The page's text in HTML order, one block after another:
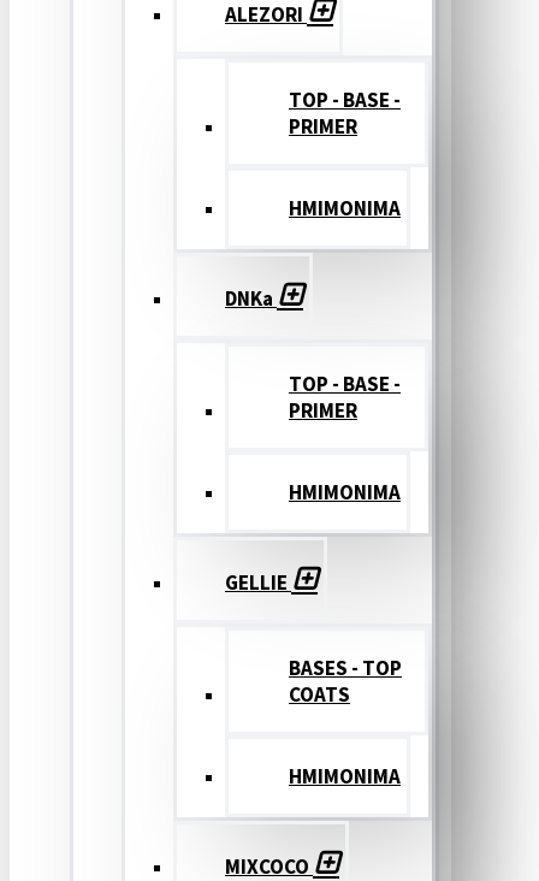
ALEZORI
TOP - BASE -
PRIMER
ΗΜΙΜΟΝΙΜΑ
DNKa
TOP - BASE -
PRIMER
ΗΜΙΜΟΝΙΜΑ
GELLIE
BASES - TOP
COATS
ΗΜΙΜΟΝΙΜΑ
MIXCOCO